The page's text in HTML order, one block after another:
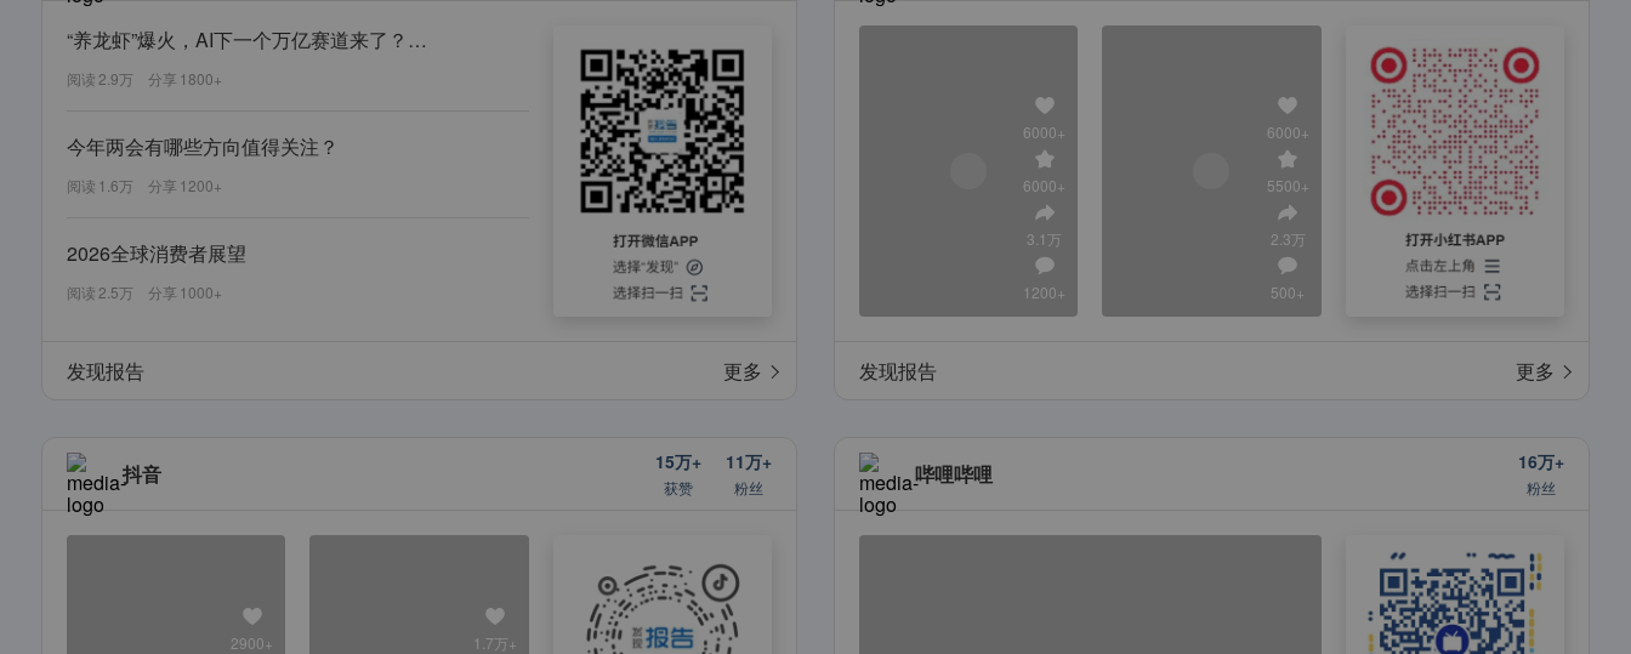
“养龙虾”爆火，AI下一个万亿赛道来了？（内附搭建指南）
阅读 2.9万 分享 1800+
今年两会有哪些方向值得关注？
阅读 1.6万 分享 1200+
2026全球消费者展望
阅读 2.5万 分享 1000+
发现报告 更多
6000+
6000+
3.1万
1200+
6000+
5500+
2.3万
500+
发现报告 更多
抖音 15万+
获赞
11万+
粉丝
2900+ 1.7万+
哔哩哔哩 16万+
粉丝